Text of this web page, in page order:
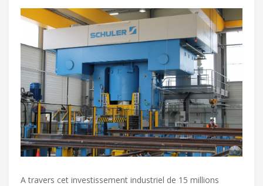
A travers cet investissement industriel de 15 millions